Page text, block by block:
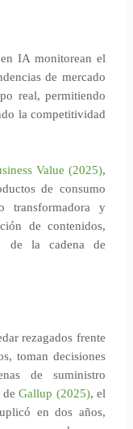
IA monitorean el
de mercado
real, permitiendo
la competitividad
Value (2025),
de consumo
transformadora y
de contenidos,
de la cadena de
rezagados frente
toman decisiones
de suministro
deGallup (2025), el
en dos años,